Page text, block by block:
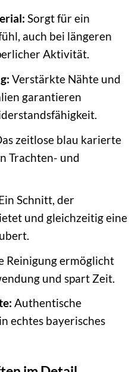
Sorgt für ein
auch bei längeren
Aktivität.
Verstärkte Nähte und
garantieren
zeitlose blau karierte
Trachten- und
Schnitt, der
und gleichzeitig eine
Reinigung ermöglicht
und spart Zeit.
Authentische
echtes bayerisches